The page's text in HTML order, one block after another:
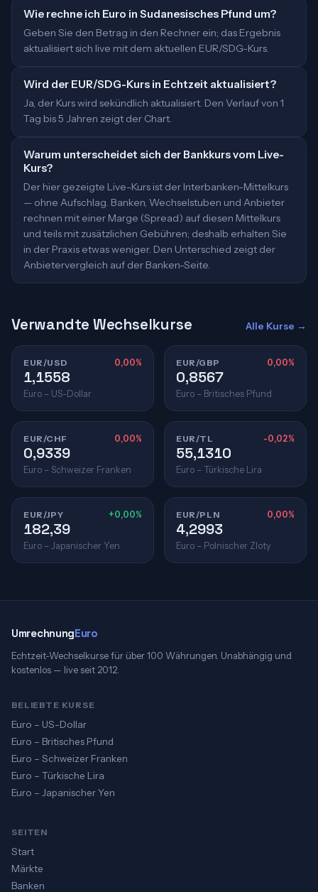
Wie rechne ich Euro in Sudanesisches Pfund um?
Geben Sie den Betrag in den Rechner ein; das Ergebnis
aktualisiert sich live mit dem aktuellen EUR/SDG-Kurs.
Wird der EUR/SDG-Kurs in Echtzeit aktualisiert?
Ja, der Kurs wird sekündlich aktualisiert. Den Verlauf von 1
Tag bis 5 Jahren zeigt der Chart.
Warum unterscheidet sich der Bankkurs vom Live-
Kurs?
Der hier gezeigte Live-Kurs ist der Interbanken-Mittelkurs
— ohne Aufschlag. Banken, Wechselstuben und Anbieter
rechnen mit einer Marge (Spread) auf diesen Mittelkurs
und teils mit zusätzlichen Gebühren; deshalb erhalten Sie
in der Praxis etwas weniger. Den Unterschied zeigt der
Anbietervergleich auf der Banken-Seite.
Verwandte Wechselkurse Alle Kurse →
EUR/USD 0,00%
1,1558
Euro – US-Dollar
EUR/GBP 0,00%
0,8567
Euro – Britisches Pfund
EUR/CHF 0,00%
0,9339
Euro – Schweizer Franken
EUR/TL -0,02%
55,1310
Euro – Türkische Lira
EUR/JPY +0,00%
182,39
Euro – Japanischer Yen
EUR/PLN 0,00%
4,2993
Euro – Polnischer Zloty
UmrechnungEuro
Echtzeit-Wechselkurse für über 100 Währungen. Unabhängig und
kostenlos — live seit 2012.
BELIEBTE KURSE
Euro – US-Dollar
Euro – Britisches Pfund
Euro – Schweizer Franken
Euro – Türkische Lira
Euro – Japanischer Yen
SEITEN
Start
Märkte
Banken